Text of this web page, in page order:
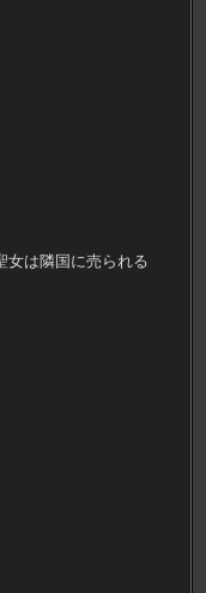
女は隣国に売られる